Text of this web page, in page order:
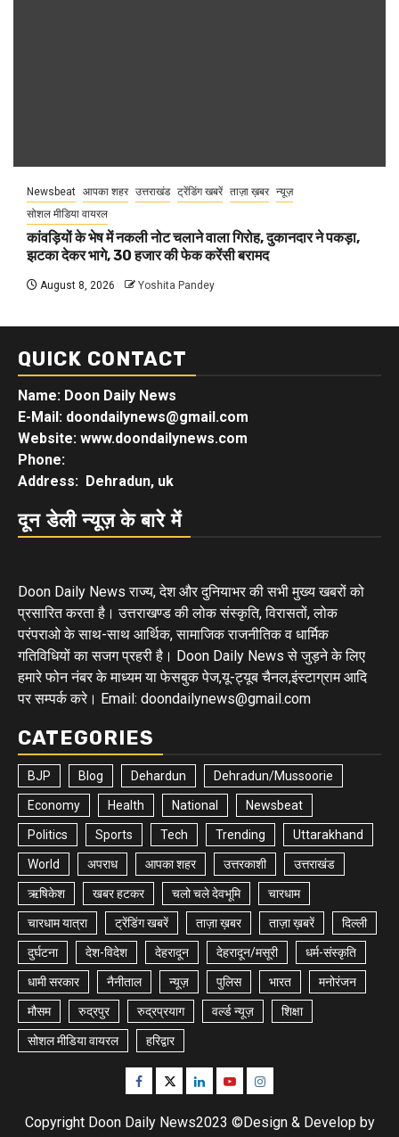
Newsbeat आपका शहर उत्तराखंड ट्रेंडिंग खबरें ताज़ा ख़बर न्यूज़
सोशल मीडिया वायरल
कांवड़ियों के भेष में नकली नोट चलाने वाला गिरोह, दुकानदार ने पकड़ा,
झटका देकर भागे, 30 हजार की फेक करेंसी बरामद
August 8, 2026 Yoshita Pandey
QUICK CONTACT
Name: Doon Daily News
E-Mail: doondailynews@gmail.com
Website: www.doondailynews.com
Phone:
Address: Dehradun, uk
दून डेली न्यूज़ के बारे में
Doon Daily News राज्य, देश और दुनियाभर की सभी मुख्य खबरों को
प्रसारित करता है। उत्तराखण्ड की लोक संस्कृति, विरासतों, लोक
परंपराओ के साथ-साथ आर्थिक, सामाजिक राजनीतिक व धार्मिक
गतिविधियों का सजग प्रहरी है। Doon Daily News से जुड़ने के लिए
हमारे फोन नंबर के माध्यम या फेसबुक पेज,यू-ट्यूब चैनल,इंस्टाग्राम आदि
पर सम्पर्क करे। Email: doondailynews@gmail.com
CATEGORIES
BJP Blog Dehardun Dehradun/Mussoorie
Economy Health National Newsbeat
Politics Sports Tech Trending Uttarakhand
World अपराध आपका शहर उत्तरकाशी उत्तराखंड
ऋषिकेश खबर हटकर चलो चले देवभूमि चारधाम
चारधाम यात्रा ट्रेंडिंग खबरें ताज़ा ख़बर ताज़ा ख़बरें दिल्ली
दुर्घटना देश-विदेश देहरादून देहरादून/मसूरी धर्म-संस्कृति
धामी सरकार नैनीताल न्यूज़ पुलिस भारत मनोरंजन
मौसम रुद्रपुर रुद्रप्रयाग वर्ल्ड न्यूज़ शिक्षा
सोशल मीडिया वायरल हरिद्वार
Facebook
TwitterLinkedinYoutubeInstagram
Copyright Doon Daily News2023 ©Design & Develop by